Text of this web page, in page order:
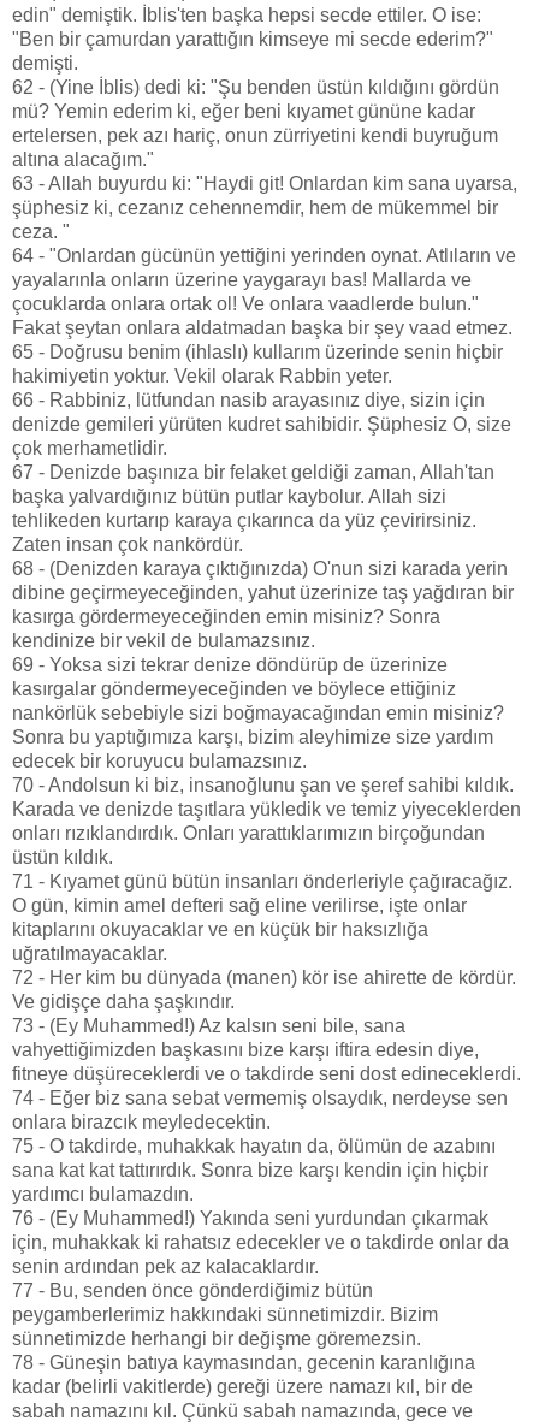
edin" demiştik. İblis'ten başka hepsi secde ettiler. O ise:
"Ben bir çamurdan yarattığın kimseye mi secde ederim?"
demişti.
62 - (Yine İblis) dedi ki: "Şu benden üstün kıldığını gördün
mü? Yemin ederim ki, eğer beni kıyamet gününe kadar
ertelersen, pek azı hariç, onun zürriyetini kendi buyruğum
altına alacağım."
63 - Allah buyurdu ki: "Haydi git! Onlardan kim sana uyarsa,
şüphesiz ki, cezanız cehennemdir, hem de mükemmel bir
ceza. "
64 - "Onlardan gücünün yettiğini yerinden oynat. Atlıların ve
yayalarınla onların üzerine yaygarayı bas! Mallarda ve
çocuklarda onlara ortak ol! Ve onlara vaadlerde bulun."
Fakat şeytan onlara aldatmadan başka bir şey vaad etmez.
65 - Doğrusu benim (ihlaslı) kullarım üzerinde senin hiçbir
hakimiyetin yoktur. Vekil olarak Rabbin yeter.
66 - Rabbiniz, lütfundan nasib arayasınız diye, sizin için
denizde gemileri yürüten kudret sahibidir. Şüphesiz O, size
çok merhametlidir.
67 - Denizde başınıza bir felaket geldiği zaman, Allah'tan
başka yalvardığınız bütün putlar kaybolur. Allah sizi
tehlikeden kurtarıp karaya çıkarınca da yüz çevirirsiniz.
Zaten insan çok nankördür.
68 - (Denizden karaya çıktığınızda) O'nun sizi karada yerin
dibine geçirmeyeceğinden, yahut üzerinize taş yağdıran bir
kasırga gördermeyeceğinden emin misiniz? Sonra
kendinize bir vekil de bulamazsınız.
69 - Yoksa sizi tekrar denize döndürüp de üzerinize
kasırgalar göndermeyeceğinden ve böylece ettiğiniz
nankörlük sebebiyle sizi boğmayacağından emin misiniz?
Sonra bu yaptığımıza karşı, bizim aleyhimize size yardım
edecek bir koruyucu bulamazsınız.
70 - Andolsun ki biz, insanoğlunu şan ve şeref sahibi kıldık.
Karada ve denizde taşıtlara yükledik ve temiz yiyeceklerden
onları rızıklandırdık. Onları yarattıklarımızın birçoğundan
üstün kıldık.
71 - Kıyamet günü bütün insanları önderleriyle çağıracağız.
O gün, kimin amel defteri sağ eline verilirse, işte onlar
kitaplarını okuyacaklar ve en küçük bir haksızlığa
uğratılmayacaklar.
72 - Her kim bu dünyada (manen) kör ise ahirette de kördür.
Ve gidişçe daha şaşkındır.
73 - (Ey Muhammed!) Az kalsın seni bile, sana
vahyettiğimizden başkasını bize karşı iftira edesin diye,
fitneye düşüreceklerdi ve o takdirde seni dost edineceklerdi.
74 - Eğer biz sana sebat vermemiş olsaydık, nerdeyse sen
onlara birazcık meyledecektin.
75 - O takdirde, muhakkak hayatın da, ölümün de azabını
sana kat kat tattırırdık. Sonra bize karşı kendin için hiçbir
yardımcı bulamazdın.
76 - (Ey Muhammed!) Yakında seni yurdundan çıkarmak
için, muhakkak ki rahatsız edecekler ve o takdirde onlar da
senin ardından pek az kalacaklardır.
77 - Bu, senden önce gönderdiğimiz bütün
peygamberlerimiz hakkındaki sünnetimizdir. Bizim
sünnetimizde herhangi bir değişme göremezsin.
78 - Güneşin batıya kaymasından, gecenin karanlığına
kadar (belirli vakitlerde) gereği üzere namazı kıl, bir de
sabah namazını kıl. Çünkü sabah namazında, gece ve